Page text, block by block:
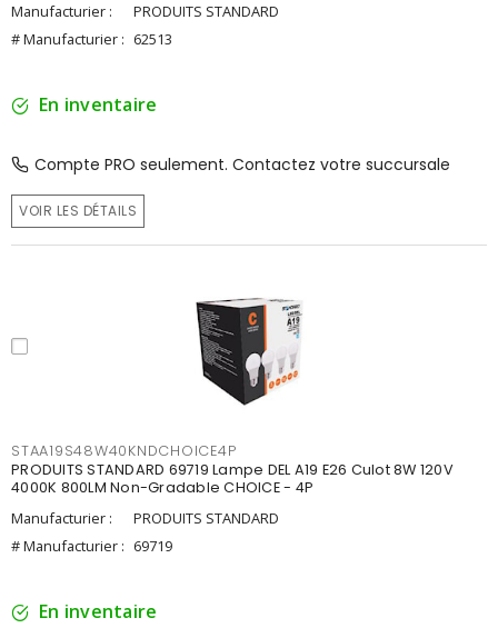
Manufacturier :
PRODUITS STANDARD
# Manufacturier : 62513
En inventaire
Compte PRO seulement. Contactez votre succursale
VOIR LES DÉTAILS
STAA19S48W40KNDCHOICE4P
PRODUITS STANDARD 69719 Lampe DEL A19 E26 Culot 8W 120V
4000K 800LM Non-Gradable CHOICE - 4P
Manufacturier :
PRODUITS STANDARD
# Manufacturier : 69719
En inventaire